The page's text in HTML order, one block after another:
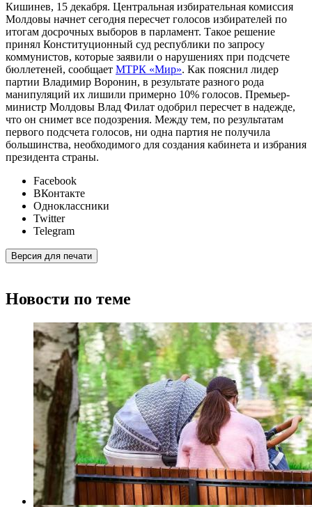
Кишинев, 15 декабря. Центральная избирательная комиссия
Молдовы начнет сегодня пересчет голосов избирателей по
итогам досрочных выборов в парламент. Такое решение
принял Конституционный суд республики по запросу
коммунистов, которые заявили о нарушениях при подсчете
бюллетеней, сообщает МТРК «Мир». Как пояснил лидер
партии Владимир Воронин, в результате разного рода
манипуляций их лишили примерно 10% голосов. Премьер-
министр Молдовы Влад Филат одобрил пересчет в надежде,
что он снимет все подозрения. Между тем, по результатам
первого подсчета голосов, ни одна партия не получила
большинства, необходимого для создания кабинета и избрания
президента страны.
Facebook
ВКонтакте
Одноклассники
Twitter
Telegram
Версия для печати
Новости по теме